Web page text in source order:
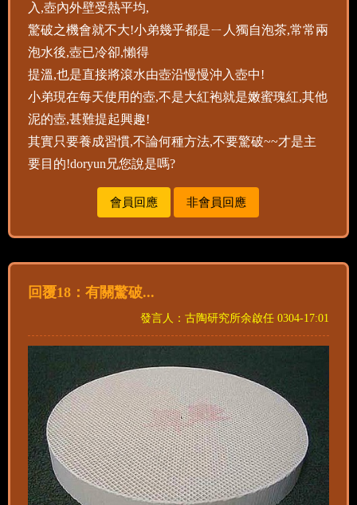
入,壺內外壁受熱平均,
驚破之機會就不大!小弟幾乎都是ㄧ人獨自泡茶,常常兩
泡水後,壺已冷卻,懶得
提溫,也是直接將滾水由壺沿慢慢沖入壺中!
小弟現在每天使用的壺,不是大紅袍就是嫩蜜瑰紅,其他
泥的壺,甚難提起興趣!
其實只要養成習慣,不論何種方法,不要驚破~~才是主
要目的!doryun兄您說是嗎?
會員回應 非會員回應
回覆18：有關驚破...
發言人：古陶研究所余啟任 0304-17:01